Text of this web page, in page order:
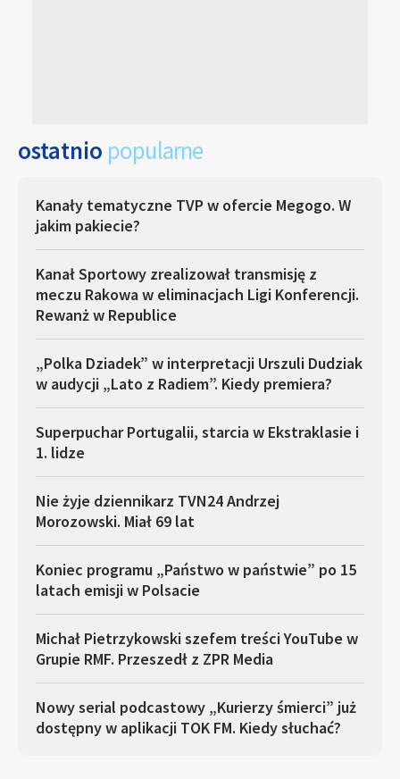
ostatnio popularne
Kanały tematyczne TVP w ofercie Megogo. W
jakim pakiecie?
Kanał Sportowy zrealizował transmisję z
meczu Rakowa w eliminacjach Ligi Konferencji.
Rewanż w Republice
„Polka Dziadek” w interpretacji Urszuli Dudziak
w audycji „Lato z Radiem”. Kiedy premiera?
Superpuchar Portugalii, starcia w Ekstraklasie i
1. lidze
Nie żyje dziennikarz TVN24 Andrzej
Morozowski. Miał 69 lat
Koniec programu „Państwo w państwie” po 15
latach emisji w Polsacie
Michał Pietrzykowski szefem treści YouTube w
Grupie RMF. Przeszedł z ZPR Media
Nowy serial podcastowy „Kurierzy śmierci” już
dostępny w aplikacji TOK FM. Kiedy słuchać?